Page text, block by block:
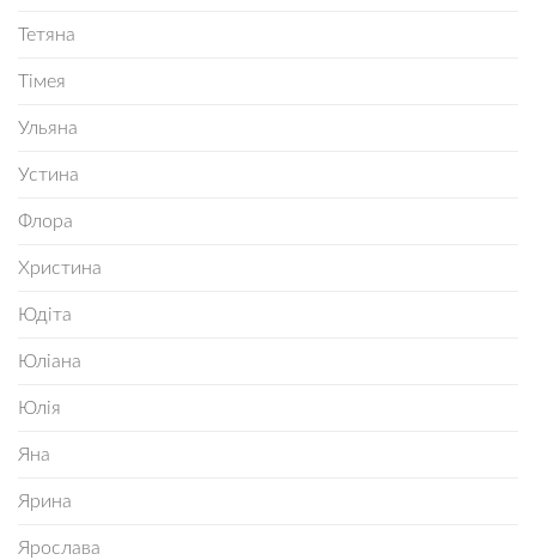
Тетяна
Тімея
Ульяна
Устина
Флора
Христина
Юдіта
Юліана
Юлія
Яна
Ярина
Ярослава